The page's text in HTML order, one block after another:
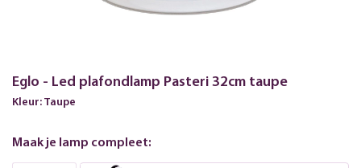
Eglo - Led plafondlamp Pasteri 32cm taupe
Kleur: Taupe
Maak je lamp compleet: